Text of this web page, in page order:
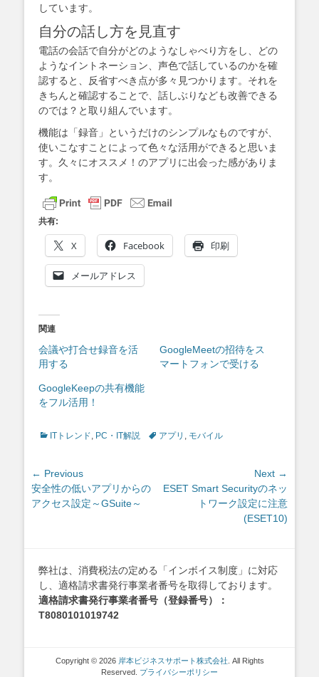
しています。
自分の話し方を見直す
電話の会話で自分がどのようなしゃべり方をし、どの
ようなイントネーション、声色で話しているのかを確
認すると、反省すべき点が多々見つかります。それを
きちんと確認することで、話しぶりなども改善できる
のでは？と取り組んでいます。
機能は「録音」というだけのシンプルなものですが、
使いこなすことによって色々な活用ができると思いま
す。久々にオススメ！のアプリに出会った感がありま
す。
共有:
X Facebook 印刷
メールアドレス
関連
会議や打合せ録音を活
用する
GoogleMeetの招待をス
マートフォンで受ける
GoogleKeepの共有機能
をフル活用！
Categories
ITトレンド, PC・IT解説 Tagsアプリ , モバイル
投
稿
ナ
シ
ョ
ン
← Previous
Previous
post:
安全性の低いアプリからの
アクセス設定～GSuite～
Next →
Next
ESET Smart Securityのネッ
トワーク設定に注意
(ESET10)
弊社は、消費税法の定める「インボイス制度」に対応
し、適格請求書発行事業者番号を取得しております。
適格請求書発行事業者番号（登録番号）：
T8080101019742
Copyright © 2026 岸本ビジネスサポート株式会社 . All Rights
Reserved. プライバシーポリシー